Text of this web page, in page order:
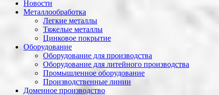
Новости
Металлообработка
Легкие металлы
Тяжелые металлы
Цинковое покрытие
Оборудование
Оборудование для производства
Оборудование для литейного производства
Промышленное оборудование
Производственные линии
Доменное производство